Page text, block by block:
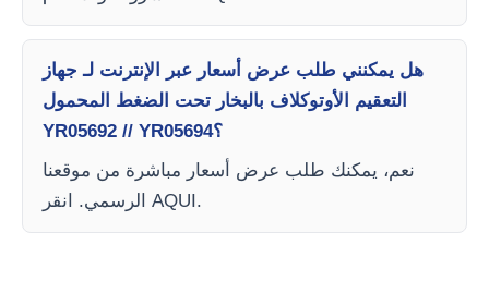
هل يمكنني طلب عرض أسعار عبر الإنترنت لـ جهاز
التعقيم الأوتوكلاف بالبخار تحت الضغط المحمول
YR05692 // YR05694؟
نعم، يمكنك طلب عرض أسعار مباشرة من موقعنا
الرسمي. انقر AQUI.